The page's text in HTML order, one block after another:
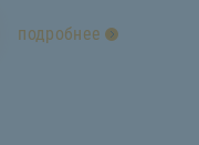
подробнее